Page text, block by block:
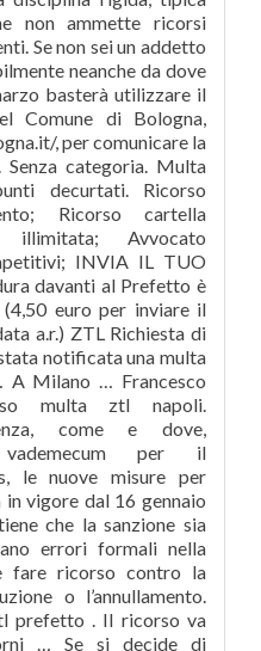
non ammette ricorsi
Se non sei un addetto
neanche da dove
basterà utilizzare il
Comune di Bologna,
, per comunicare la
categoria. Multa
decurtati. Ricorso
Ricorso cartella
illimitata; Avvocato
INVIA IL TUO
davanti al Prefetto è
euro per inviare il
a.r.) ZTL Richiesta di
notificata una multa
A Milano … Francesco
multa ztl napoli.
come e dove,
vademecum per il
le nuove misure per
vigore dal 16 gennaio
che la sanzione sia
errori formali nella
fare ricorso contro la
o l’annullamento.
prefetto . Il ricorso va
… Se si decide di